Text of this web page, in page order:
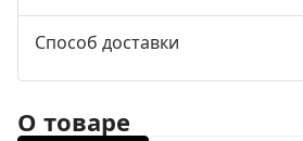
Способ доставки
О товаре